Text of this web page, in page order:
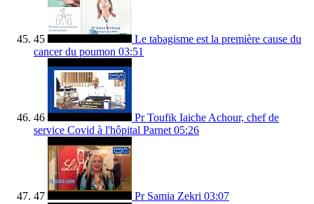
45
Le tabagisme est la première cause du
cancer du poumon 03:51
46
Pr Toufik Iaiche Achour, chef de
service Covid à l'hôpital Parnet 05:26
47 Pr Samia Zekri 03:07